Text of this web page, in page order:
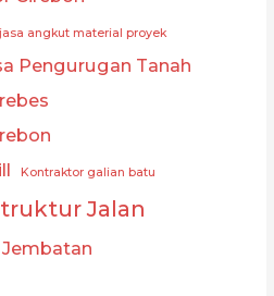
jasa angkut material proyek
Pengurugan Tanah
Kontraktor galian batu
Jalan